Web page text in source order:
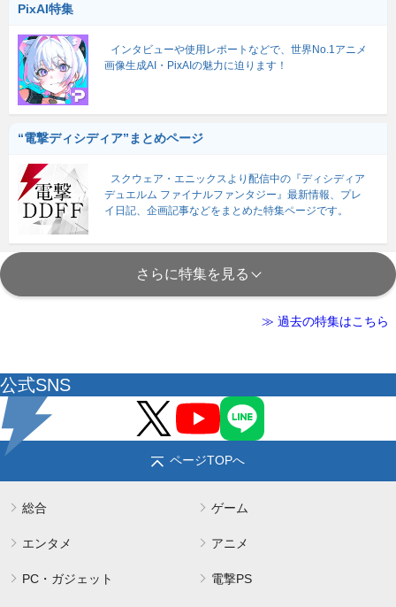
PixAI特集
インタビューや使用レポートなどで、世界No.1アニメ
画像生成AI・PixAIの魅力に迫ります！
“電撃ディシディア”まとめページ
スクウェア・エニックスより配信中の『ディシディア
デュエルム ファイナルファンタジー』最新情報、プレ
イ日記、企画記事などをまとめた特集ページです。
さらに特集を見る
≫ 過去の特集はこちら
公式SNS
ページTOPへ
総合 ゲーム
エンタメ アニメ
PC・ガジェット 電撃PS